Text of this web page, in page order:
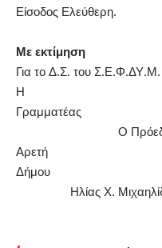
Είσοδος Ελεύθερη.
Με εκτίμηση
Για το Δ.Σ. του Σ.Ε.Φ.ΔΥ.Μ.
Η
Ο
Αρετή
Ηλίας Χ.